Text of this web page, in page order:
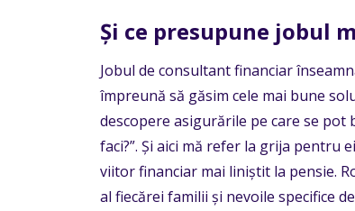
Și ce presupune jobul
Jobul de consultant financiar
împreună să găsim cele mai bune
descopere asigurările pe care se pot
faci?”. Și aici mă refer la grija pentru
viitor financiar mai liniștit la pensie.
al fiecărei familii și nevoile specifice